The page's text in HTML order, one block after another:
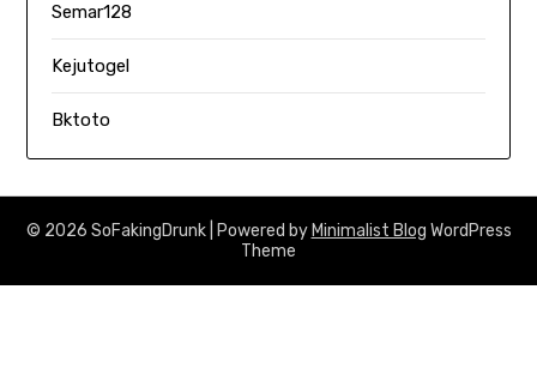
Semar128
Kejutogel
Bktoto
© 2026 SoFakingDrunk | Powered by Minimalist Blog WordPress
Theme